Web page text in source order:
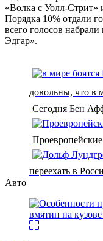
«Волка с Уолл-
Порядка 10% отдали
всего голосов
Эдгар».
довольны, что в
Сегодня Бен
переехать в
Авто